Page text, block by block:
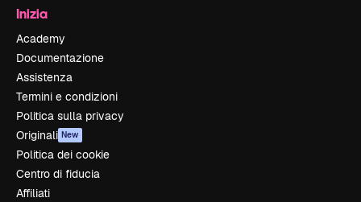
Inizia
Academy
Documentazione
Assistenza
Termini e condizioni
Politica sulla privacy
Originali New
Politica dei cookie
Centro di fiducia
Affiliati